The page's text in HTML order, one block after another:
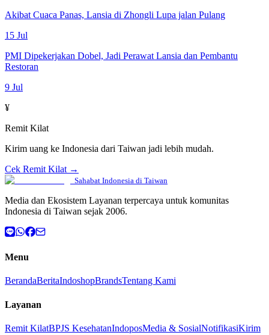
Akibat Cuaca Panas, Lansia di Zhongli Lupa jalan Pulang
15 Jul
PMI Dipekerjakan Dobel, Jadi Perawat Lansia dan Pembantu
Restoran
9 Jul
¥
Remit Kilat
Kirim uang ke Indonesia dari Taiwan jadi lebih mudah.
Cek Remit Kilat →
Sahabat Indonesia di Taiwan
Media dan Ekosistem Layanan terpercaya untuk komunitas
Indonesia di Taiwan sejak 2006.
Menu
BerandaBeritaIndoshopBrandsTentang Kami
Layanan
Remit KilatBPJS KesehatanIndoposMedia & SosialNotifikasiKirim